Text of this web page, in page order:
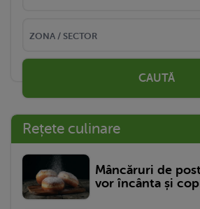
CAUTĂ
Rețete culinare
Mâncăruri de
vor încânta și